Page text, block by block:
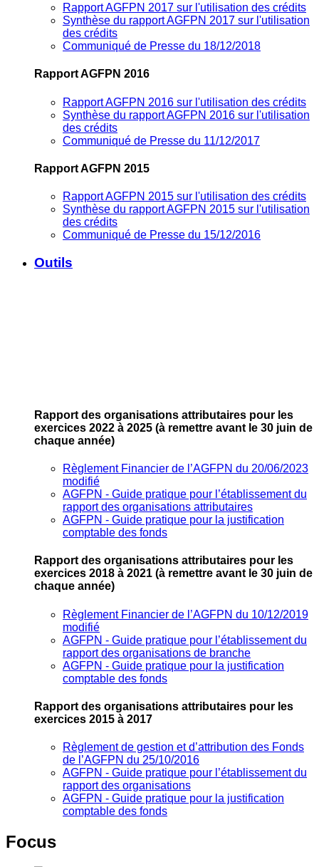
Rapport AGFPN 2017 sur l'utilisation des crédits
Synthèse du rapport AGFPN 2017 sur l'utilisation
des crédits
Communiqué de Presse du 18/12/2018
Rapport AGFPN 2016
Rapport AGFPN 2016 sur l'utilisation des crédits
Synthèse du rapport AGFPN 2016 sur l'utilisation
des crédits
Communiqué de Presse du 11/12/2017
Rapport AGFPN 2015
Rapport AGFPN 2015 sur l'utilisation des crédits
Synthèse du rapport AGFPN 2015 sur l'utilisation
des crédits
Communiqué de Presse du 15/12/2016
Outils
Rapport des organisations attributaires pour les
exercices 2022 à 2025 (à remettre avant le 30 juin de
chaque année)
Règlement Financier de l’AGFPN du 20/06/2023
modifié
AGFPN ‐ Guide pratique pour l’établissement du
rapport des organisations attributaires
AGFPN ‐ Guide pratique pour la justification
comptable des fonds
Rapport des organisations attributaires pour les
exercices 2018 à 2021 (à remettre avant le 30 juin de
chaque année)
Règlement Financier de l’AGFPN du 10/12/2019
modifié
AGFPN ‐ Guide pratique pour l’établissement du
rapport des organisations de branche
AGFPN ‐ Guide pratique pour la justification
comptable des fonds
Rapport des organisations attributaires pour les
exercices 2015 à 2017
Règlement de gestion et d’attribution des Fonds
de l’AGFPN du 25/10/2016
AGFPN ‐ Guide pratique pour l’établissement du
rapport des organisations
AGFPN ‐ Guide pratique pour la justification
comptable des fonds
Focus